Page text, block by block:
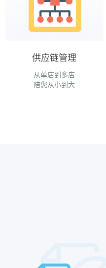
供应链管理
从单店到多店
陪您从小到大